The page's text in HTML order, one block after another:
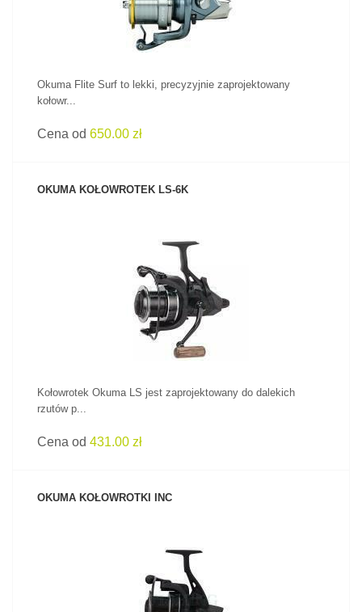
Okuma Flite Surf to lekki, precyzyjnie zaprojektowany
kołowr...
Cena od 650.00 zł
OKUMA KOŁOWROTEK LS-6K
ZOBACZ PRODUKT
Kołowrotek Okuma LS jest zaprojektowany do dalekich
rzutów p...
Cena od 431.00 zł
OKUMA KOŁOWROTKI INC
ZOBACZ PRODUKT